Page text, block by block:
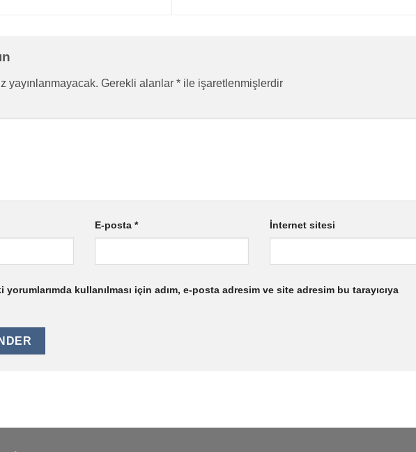
yayınlanmayacak. Gerekli alanlar * ile işaretlenmişlerdir
E-posta * İnternet sitesi
yorumlarımda kullanılması için adım, e-posta adresim ve site adresim bu tarayıcıya